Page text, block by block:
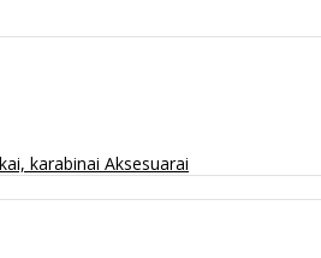
karabinai Aksesuarai